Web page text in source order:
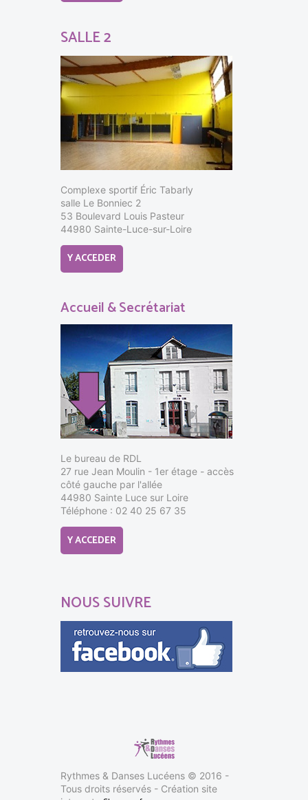
SALLE 2
Complexe sportif Éric Tabarly
salle Le Bonniec 2
53 Boulevard Louis Pasteur
44980 Sainte-Luce-sur-Loire
Y ACCEDER
Accueil & Secrétariat
Le bureau de RDL
27 rue Jean Moulin - 1er étage - accès
côté gauche par l'allée
44980 Sainte Luce sur Loire
Téléphone : 02 40 25 67 35
Y ACCEDER
NOUS SUIVRE
Rythmes & Danses Lucéens © 2016 -
Tous droits réservés - Création site